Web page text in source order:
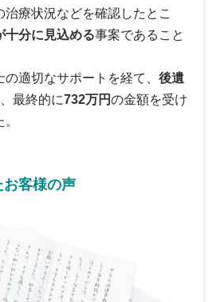
療状況などを確認したとこ
十分に見込める事案であること
適切なサポートを経て、 後遺
最終的に732万円の金額を受け
客様の声